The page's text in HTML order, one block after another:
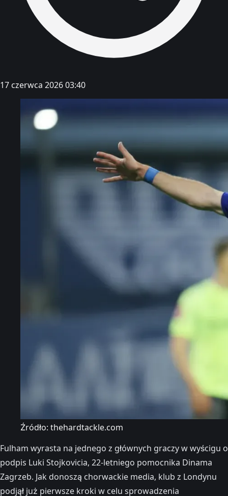
17 czerwca 2026 03:40
Źródło: thehardtackle.com
Fulham wyrasta na jednego z głównych graczy w wyścigu o
podpis Luki Stojkovicia, 22-letniego pomocnika Dinama
Zagrzeb. Jak donoszą chorwackie media, klub z Londynu
podjął już pierwsze kroki w celu sprowadzenia